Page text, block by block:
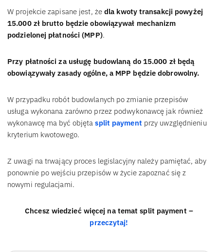
W projekcie zapisane jest, że dla kwoty transakcji powyżej
15.000 zł brutto będzie obowiązywał mechanizm
podzielonej płatności (MPP).
Przy płatności za usługę budowlaną do 15.000 zł będą
obowiązywały zasady ogólne, a MPP będzie dobrowolny.
W przypadku robót budowlanych po zmianie przepisów
usługa wykonana zarówno przez podwykonawcę jak również
wykonawcę ma być objętasplit payment przy uwzględnieniu
kryterium kwotowego.
Z uwagi na trwający proces legislacyjny należy pamiętać, aby
ponownie po wejściu przepisów w życie zapoznać się z
nowymi regulacjami.
Chcesz wiedzieć więcej na temat split payment –
przeczytaj!